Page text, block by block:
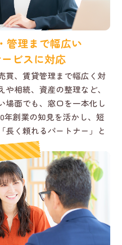
管理まで幅広い
ビスに対応
買、賃貸管理まで幅広く対
相続、資産の整理など、
場面でも、窓口を一本化し
年創業の知見を活かし、短
長く頼れるパートナー」と